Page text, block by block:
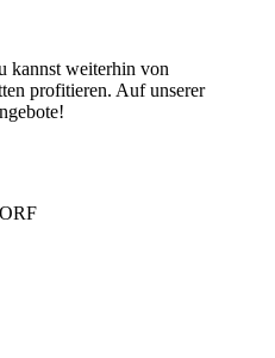
kannst weiterhin von
profitieren. Auf unserer